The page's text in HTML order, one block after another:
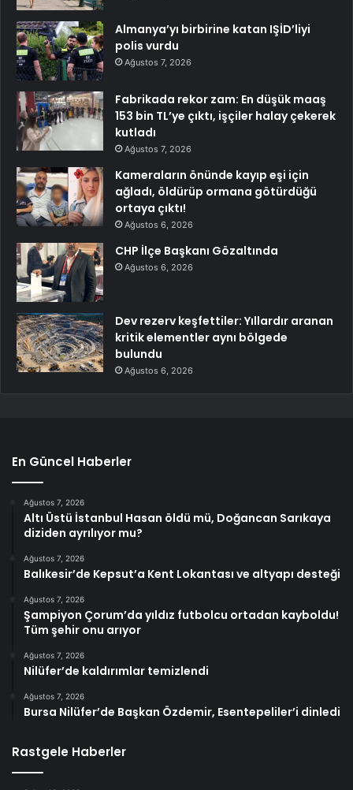
Almanya’yı birbirine katan IŞİD’liyi
polis vurdu
Ağustos 7, 2026
Fabrikada rekor zam: En düşük maaş
153 bin TL’ye çıktı, işçiler halay çekerek
kutladı
Ağustos 7, 2026
Kameraların önünde kayıp eşi için
ağladı, öldürüp ormana götürdüğü
ortaya çıktı!
Ağustos 6, 2026
CHP İlçe Başkanı Gözaltında
Ağustos 6, 2026
Dev rezerv keşfettiler: Yıllardır aranan
kritik elementler aynı bölgede
bulundu
Ağustos 6, 2026
En Güncel Haberler
Ağustos 7, 2026
Altı Üstü İstanbul Hasan öldü mü, Doğancan Sarıkaya
diziden ayrılıyor mu?
Ağustos 7, 2026
Balıkesir’de Kepsut’a Kent Lokantası ve altyapı desteği
Ağustos 7, 2026
Şampiyon Çorum’da yıldız futbolcu ortadan kayboldu!
Tüm şehir onu arıyor
Ağustos 7, 2026
Nilüfer’de kaldırımlar temizlendi
Ağustos 7, 2026
Bursa Nilüfer’de Başkan Özdemir, Esentepeliler’i dinledi
Rastgele Haberler